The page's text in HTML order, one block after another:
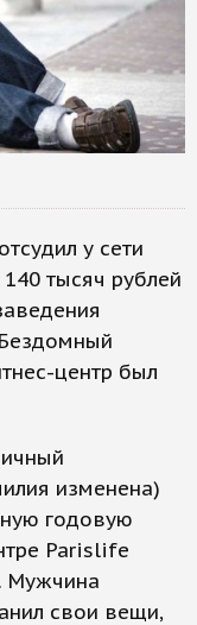
у сети
тысяч рублей
центр был
изменена)
годовую
Parislife
Мужчина
свои вещи,